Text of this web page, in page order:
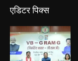
एडिटर पिक्स